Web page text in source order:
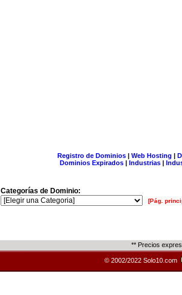
Registro de Dominios| Web Hosting |
Dominios Expirados | Industrias |
Categorías de Dominio:
[Pág.
** Precios
© 2002/2022 Solo10.com